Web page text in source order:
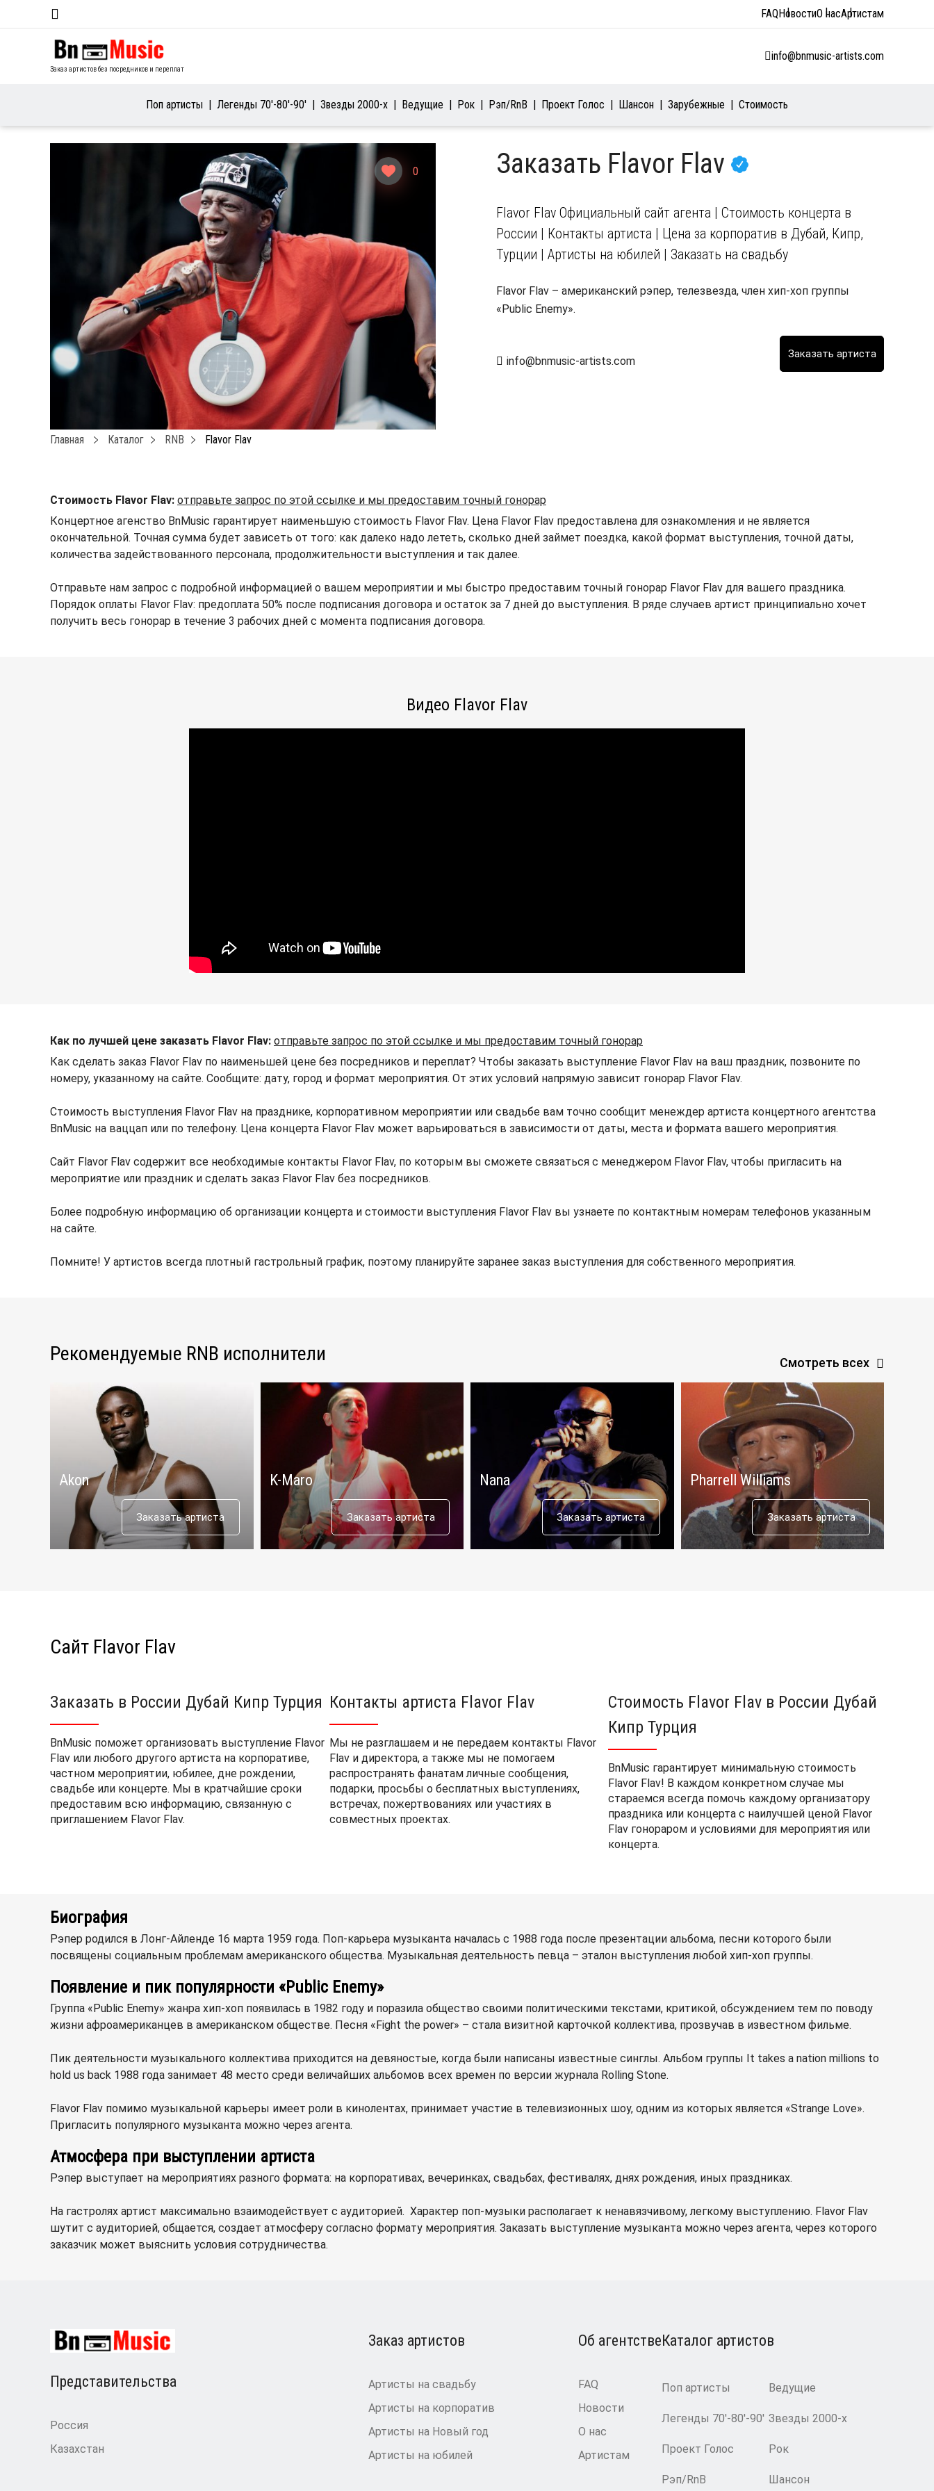
FAQНовостиО насАртистам
Заказ артистов без посредников и переплат
info@bnmusic-artists.com
Поп артисты Легенды 70′-80′-90′ Звезды 2000-х Ведущие Рок Рэп/RnB Проект Голос Шансон Зарубежные Стоимость
0
Главная Каталог RNB Flavor Flav
Заказать Flavor Flav
Flavor Flav Официальный сайт агента | Стоимость концерта в
России | Контакты артиста | Цена за корпоратив в Дубай, Кипр,
Турции | Артисты на юбилей | Заказать на свадьбу
Flavor Flav – американский рэпер, телезвезда, член хип-хоп группы
«Public Enemy».
info@bnmusic-artists.com
Стоимость Flavor Flav: отправьте запрос по этой ссылке и мы предоставим точный гонорар
Концертное агенство BnMusic гарантирует наименьшую стоимость Flavor Flav. Цена Flavor Flav предоставлена для ознакомления и не является
окончательной. Точная сумма будет зависеть от того: как далеко надо лететь, сколько дней займет поездка, какой формат выступления, точной даты,
количества задействованного персонала, продолжительности выступления и так далее.
Отправьте нам запрос с подробной информацией о вашем мероприятии и мы быстро предоставим точный гонорар Flavor Flav для вашего праздника.
Порядок оплаты Flavor Flav: предоплата 50% после подписания договора и остаток за 7 дней до выступления. В ряде случаев артист принципиально хочет
получить весь гонорар в течение 3 рабочих дней с момента подписания договора.
Видео Flavor Flav
Как по лучшей цене заказать Flavor Flav: отправьте запрос по этой ссылке и мы предоставим точный гонорар
Как сделать заказ Flavor Flav по наименьшей цене без посредников и переплат? Чтобы заказать выступление Flavor Flav на ваш праздник, позвоните по
номеру, указанному на сайте. Сообщите: дату, город и формат мероприятия. От этих условий напрямую зависит гонорар Flavor Flav.
Стоимость выступления Flavor Flav на празднике, корпоративном мероприятии или свадьбе вам точно сообщит менеждер артиста концертного агентства
BnMusic на ваццап или по телефону. Цена концерта Flavor Flav может варьироваться в зависимости от даты, места и формата вашего мероприятия.
Сайт Flavor Flav содержит все необходимые контакты Flavor Flav, по которым вы сможете связаться с менеджером Flavor Flav, чтобы пригласить на
мероприятие или праздник и сделать заказ Flavor Flav без посредников.
Более подробную информацию об организации концерта и стоимости выступления Flavor Flav вы узнаете по контактным номерам телефонов указанным
на сайте.
Помните! У артистов всегда плотный гастрольный график, поэтому планируйте заранее заказ выступления для собственного мероприятия.
Смотреть всех
Рекомендуемые RNB исполнители
Akon
Заказать артиста
K-Maro
Заказать артиста
Nana
Заказать артиста
Pharrell Williams
Заказать артиста
Сайт Flavor Flav
Заказать в России Дубай Кипр Турция
BnMusic поможет организовать выступление Flavor
Flav или любого другого артиста на корпоративе,
частном мероприятии, юбилее, дне рождении,
свадьбе или концерте. Мы в кратчайшие сроки
предоставим всю информацию, связанную с
приглашением Flavor Flav.
Контакты артиста Flavor Flav
Мы не разглашаем и не передаем контакты Flavor
Flav и директора, а также мы не помогаем
распространять фанатам личные сообщения,
подарки, просьбы о бесплатных выступлениях,
встречах, пожертвованиях или участиях в
совместных проектах.
Стоимость Flavor Flav в России Дубай
Кипр Турция
BnMusic гарантирует минимальную стоимость
Flavor Flav! В каждом конкретном случае мы
стараемся всегда помочь каждому организатору
праздника или концерта с наилучшей ценой Flavor
Flav гонораром и условиями для мероприятия или
концерта.
Биография
Рэпер родился в Лонг-Айленде 16 марта 1959 года. Поп-карьера музыканта началась с 1988 года после презентации альбома, песни которого были
посвящены социальным проблемам американского общества. Музыкальная деятельность певца – эталон выступления любой хип-хоп группы.
Появление и пик популярности «Public Enemy»
Группа «Public Enemy» жанра хип-хоп появилась в 1982 году и поразила общество своими политическими текстами, критикой, обсуждением тем по поводу
жизни афроамериканцев в американском обществе. Песня «Fight the power» – стала визитной карточкой коллектива, прозвучав в известном фильме.
Пик деятельности музыкального коллектива приходится на девяностые, когда были написаны известные синглы. Альбом группы It takes a nation millions to
hold us back 1988 года занимает 48 место среди величайших альбомов всех времен по версии журнала Rolling Stone.
Flavor Flav помимо музыкальной карьеры имеет роли в кинолентах, принимает участие в телевизионных шоу, одним из которых является «Strange Love».
Пригласить популярного музыканта можно через агента.
Атмосфера при выступлении артиста
Рэпер выступает на мероприятиях разного формата: на корпоративах, вечеринках, свадьбах, фестивалях, днях рождения, иных праздниках.
На гастролях артист максимально взаимодействует с аудиторией. Характер поп-музыки располагает к ненавязчивому, легкому выступлению. Flavor Flav
шутит с аудиторией, общается, создает атмосферу согласно формату мероприятия. Заказать выступление музыканта можно через агента, через которого
заказчик может выяснить условия сотрудничества.
Представительства
Россия
Казахстан
Каталог артистов
Поп артисты Ведущие
Легенды 70′-80′-90′ Звезды 2000-х
Проект Голос Рок
Рэп/RnB Шансон
Заказ артистов
Артисты на свадьбу
Артисты на корпоратив
Артисты на Новый год
Артисты на юбилей
Об агентстве
FAQ
Новости
О нас
Артистам